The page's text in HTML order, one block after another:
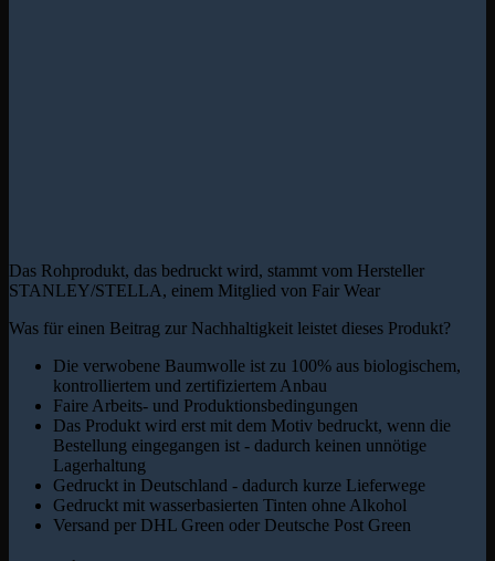
Das Rohprodukt, das bedruckt wird, stammt vom Hersteller
STANLEY/STELLA, einem Mitglied von Fair Wear
Was für einen Beitrag zur Nachhaltigkeit leistet dieses Produkt?
Die verwobene Baumwolle ist zu 100% aus biologischem,
kontrolliertem und zertifiziertem Anbau
Faire Arbeits- und Produktionsbedingungen
Das Produkt wird erst mit dem Motiv bedruckt, wenn die
Bestellung eingegangen ist - dadurch keinen unnötige
Lagerhaltung
Gedruckt in Deutschland - dadurch kurze Lieferwege
Gedruckt mit wasserbasierten Tinten ohne Alkohol
Versand per DHL Green oder Deutsche Post Green